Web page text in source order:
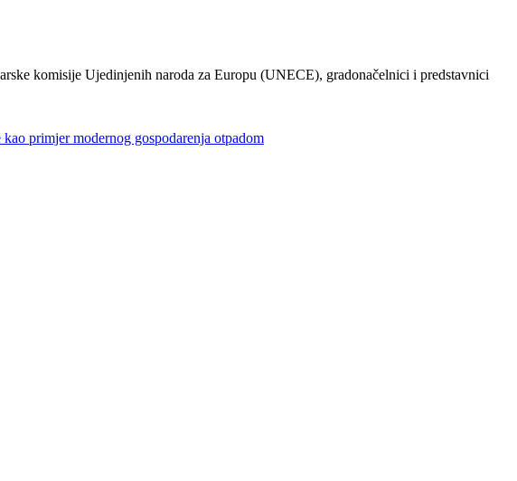
komisije Ujedinjenih naroda za Europu (UNECE), gradonačelnici i predstavnici
primjer modernog gospodarenja otpadom